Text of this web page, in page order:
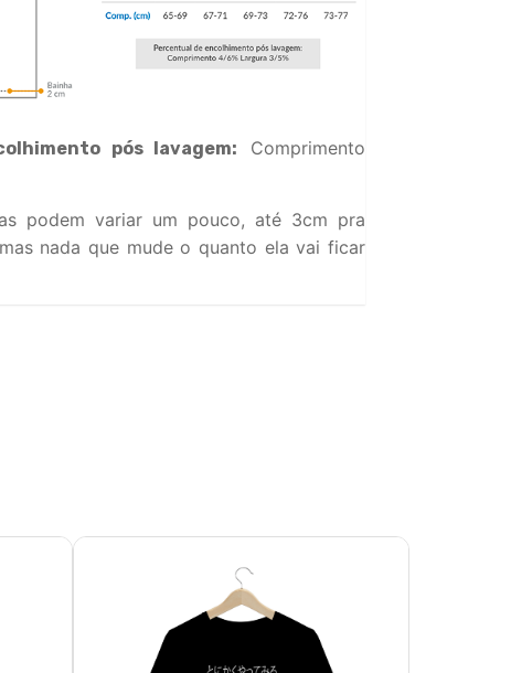
pós lavagem:
Comprimento
podem variar um pouco, até 3cm pra
nada que mude o quanto ela vai ficar